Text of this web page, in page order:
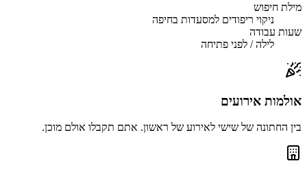
מילת חיפוש
ניקוי ריפודים למסעדות בחיפה
שעות עבודה
לילה / לפני פתיחה
אולמות אירועים
בין החתונה של שישי לאירוע של ראשון. אתם תקבלו אולם מוכן.